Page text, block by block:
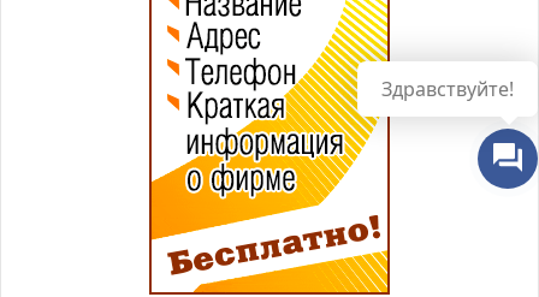
Здравствуйте!